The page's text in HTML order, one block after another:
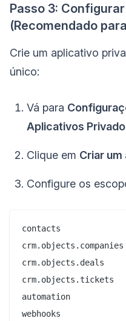
Passo 3:
(Recomendado
Crie um aplicativo
único:
Vá para
Aplicativos
Clique em Criar
Configure os
contacts
crm.objects.companies
crm.objects.deals
crm.objects.tickets
automation